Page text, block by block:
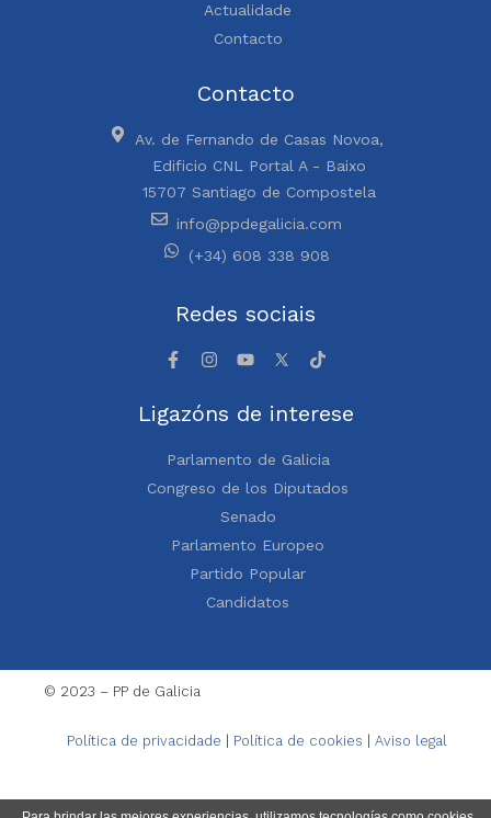
Actualidade
Contacto
Contacto
Av. de Fernando de Casas Novoa,
Edificio CNL Portal A - Baixo
15707 Santiago de Compostela
info@ppdegalicia.com
(+34) 608 338 908
Redes sociais
Ligazóns de interese
Parlamento de Galicia
Congreso de los Diputados
Senado
Parlamento Europeo
Partido Popular
Candidatos
© 2023 – PP de Galicia
Política de privacidade Política de cookies Aviso legal